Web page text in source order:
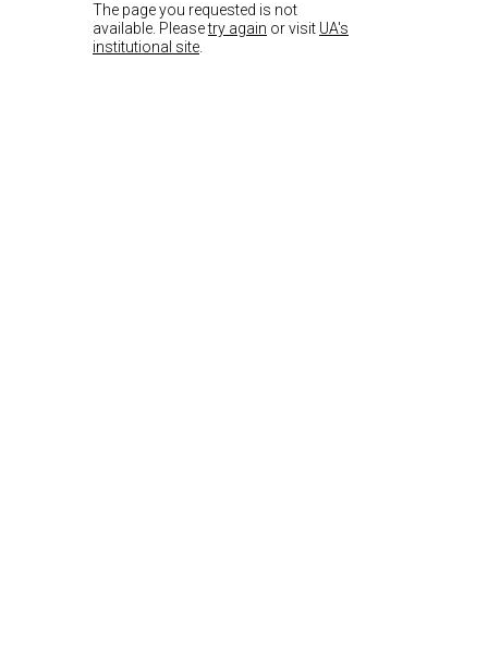
The page you requested is not
available. Pleasetry again or visit UA's
institutional site